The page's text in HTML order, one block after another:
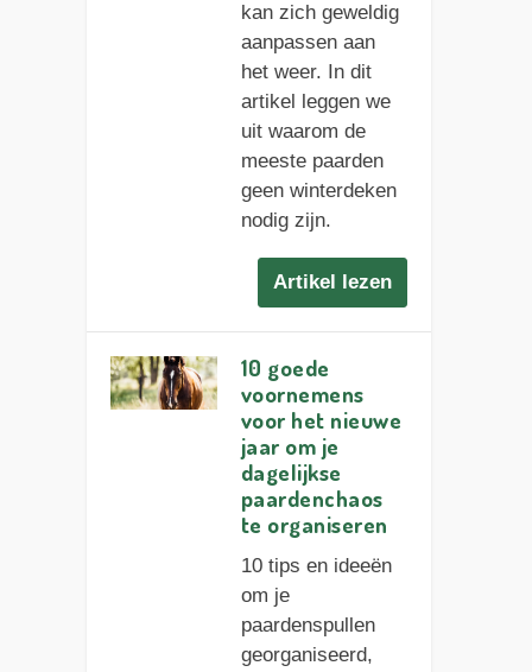
kan zich geweldig
aanpassen aan
het weer. In dit
artikel leggen we
uit waarom de
meeste paarden
geen winterdeken
nodig zijn.
Artikel lezen
10 goede
voornemens
voor het nieuwe
jaar om je
dagelijkse
paardenchaos
te organiseren
10 tips en ideeën
om je
paardenspullen
georganiseerd,